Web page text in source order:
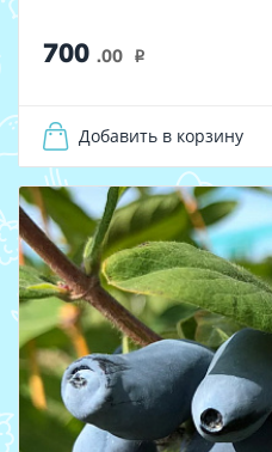
700 .00 i
Добавить в корзину